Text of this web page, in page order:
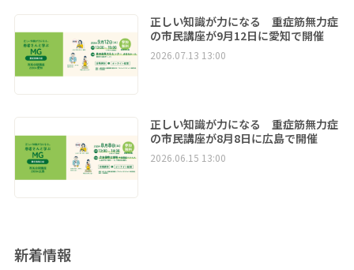
正しい知識が力になる 重症筋無力症
の市民講座が9月12日に愛知で開催
2026.07.13 13:00
正しい知識が力になる 重症筋無力症
の市民講座が8月8日に広島で開催
2026.06.15 13:00
新着情報